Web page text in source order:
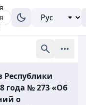
года № 273 «Об
о